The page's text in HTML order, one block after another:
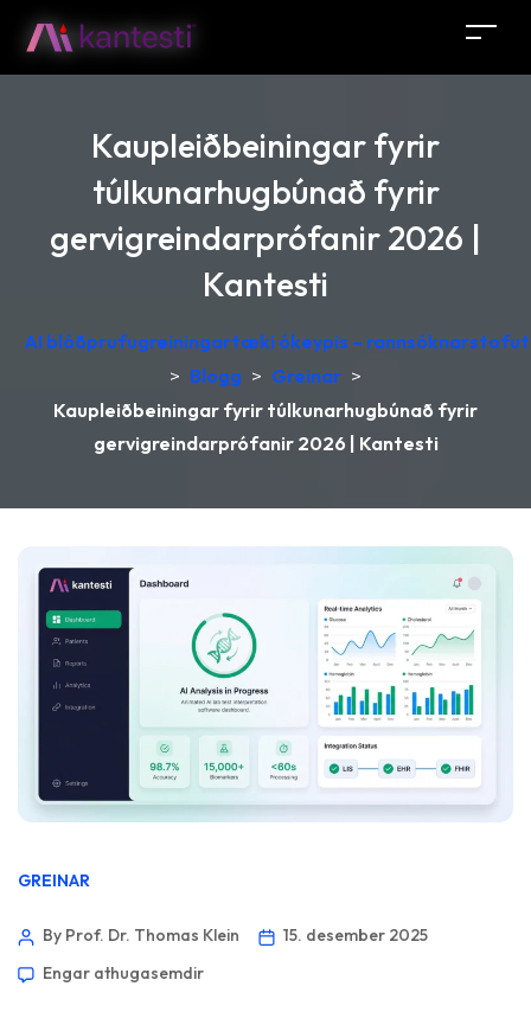
Kaupleiðbeiningar fyrir
túlkunarhugbúnað fyrir
gervigreindarprófanir 2026 |
Kantesti
AI blóðprufugreiningartæki ókeypis –
> Blogg > Greinar >
Kaupleiðbeiningar fyrir túlkunarhugbúnað fyrir
gervigreindarprófanir 2026 | Kantesti
GREINAR
By Prof. Dr. Thomas Klein
15. desember 2025
Engar athugasemdir